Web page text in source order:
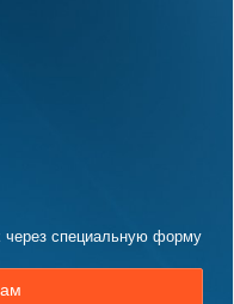
через специальную форму